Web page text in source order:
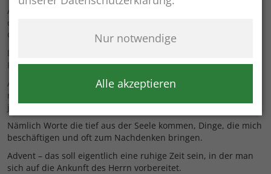
Anders als in den vergangenen Jahren, möchte ich nicht auf
das vergangene Jahr in der Gemeinde und speziell im
Gemeinderat zurückblicken.
Dafür hat zum Beispiel die Bürgerversammlung genügend
Raum geboten.
Also gibt es heute etwas, das ein ganz persönlicher Teil von
mir, und ich bin mir sicher, auch ein Teil von Euch und von
jedem ist.
Nämlich Worte die tief aus der Seele kommen, Dinge, die mich
beschäftigen und oft zum Nachdenken bringen.
Advent – das soll eigentlich eine ruhige Zeit sein, in der man
sich auf die Ankunft des Herrn vorbereitet.
Nur notwendige
Alle akzeptieren